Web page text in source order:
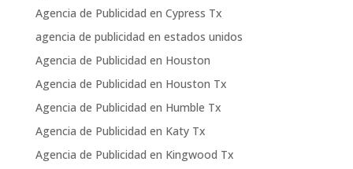
Agencia de Publicidad en Cypress Tx
agencia de publicidad en estados unidos
Agencia de Publicidad en Houston
Agencia de Publicidad en Houston Tx
Agencia de Publicidad en Humble Tx
Agencia de Publicidad en Katy Tx
Agencia de Publicidad en Kingwood Tx